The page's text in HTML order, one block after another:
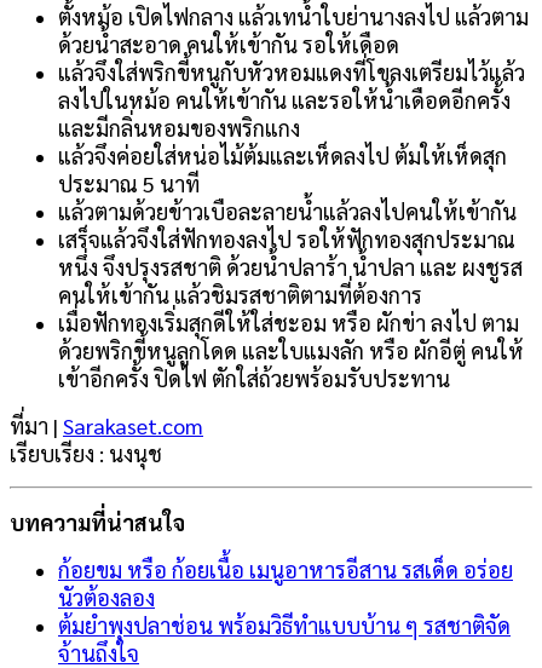
ตั้งหม้อ เปิดไฟกลาง แล้วเทน้ำใบย่านางลงไป แล้วตาม
ด้วยน้ำสะอาด คนให้เข้ากัน รอให้เดือด
แล้วจึงใส่พริกขี้หนูกับหัวหอมแดงที่โขลงเตรียมไว้แล้ว
ลงไปในหม้อ คนให้เข้ากัน และรอให้น้ำเดือดอีกครั้ง
และมีกลิ่นหอมของพริกแกง
แล้วจึงค่อยใส่หน่อไม้ต้มและเห็ดลงไป ต้มให้เห็ดสุก
ประมาณ 5 นาที
แล้วตามด้วยข้าวเบือละลายน้ำแล้วลงไปคนให้เข้ากัน
เสร็จแล้วจึงใส่ฟักทองลงไป รอให้ฟักทองสุกประมาณ
หนึ่ง จึงปรุงรสชาติ ด้วยน้ำปลาร้า น้ำปลา และ ผงชูรส
คนให้เข้ากัน แล้วชิมรสชาติตามที่ต้องการ
เมื่อฟักทองเริ่มสุกดีให้ใส่ชะอม หรือ ผักข่า ลงไป ตาม
ด้วยพริกขี้หนูลูกโดด และใบแมงลัก หรือ ผักอีตู่ คนให้
เข้าอีกครั้ง ปิดไฟ ตักใส่ถ้วยพร้อมรับประทาน
ที่มา | Sarakaset.com
เรียบเรียง : นงนุช
บทความที่น่าสนใจ
ก้อยขม หรือ ก้อยเนื้อ เมนูอาหารอีสาน รสเด็ด อร่อย
นัวต้องลอง
ต้มยำพุงปลาช่อน พร้อมวิธีทำแบบบ้าน ๆ รสชาติจัด
จ้านถึงใจ